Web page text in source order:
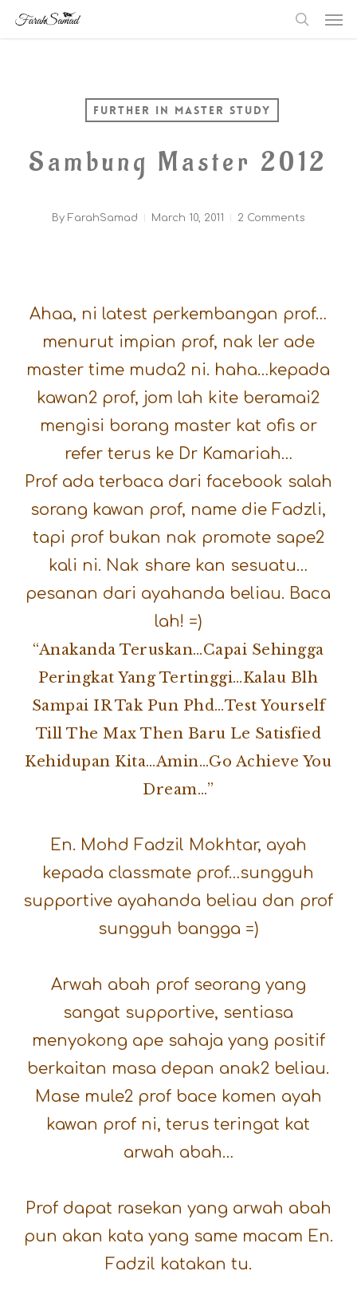
Skip
Further in master study
Sambung Master 2012
By FarahSamad March 10, 2011 2 Comments
Ahaa, ni latest perkembangan prof…
menurut impian prof, nak ler ade
master time muda2 ni. haha…kepada
kawan2 prof, jom lah kite beramai2
mengisi borang master kat ofis or
refer terus ke Dr Kamariah…
Prof ada terbaca dari facebook salah
sorang kawan prof, name die Fadzli,
tapi prof bukan nak promote sape2
kali ni. Nak share kan sesuatu…
pesanan dari ayahanda beliau. Baca
lah! =)
“Anakanda Teruskan…capai Sehingga
Peringkat Yang Tertinggi…kalau Blh
Sampai IR Tak Pun Phd…Test Yourself
Till The Max Then Baru Le Satisfied
Kehidupan Kita…Amin…Go Achieve You
Dream…”
En. Mohd Fadzil Mokhtar, ayah
kepada classmate prof…sungguh
supportive ayahanda beliau dan prof
sungguh bangga =)
Arwah abah prof seorang yang
sangat supportive, sentiasa
menyokong ape sahaja yang positif
berkaitan masa depan anak2 beliau.
Mase mule2 prof bace komen ayah
kawan prof ni, terus teringat kat
arwah abah…
Prof dapat rasekan yang arwah abah
pun akan kata yang same macam En.
Fadzil katakan tu.